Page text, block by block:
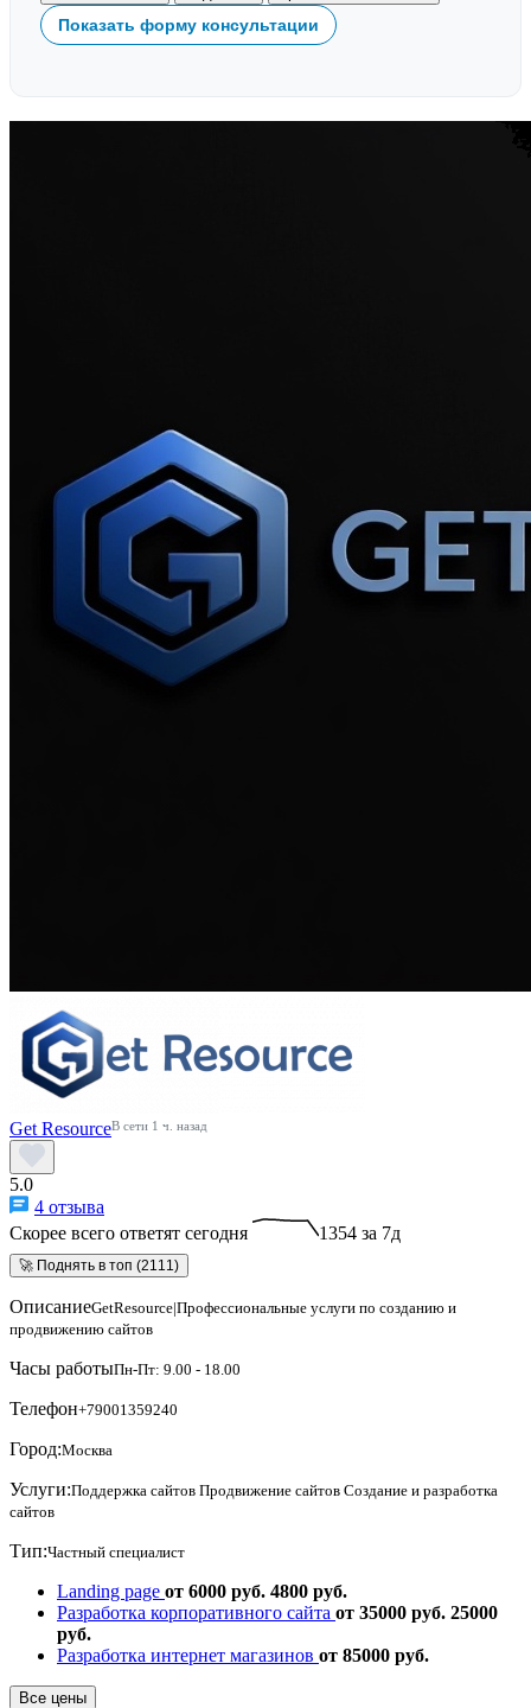
Показать форму консультации
Get ResourceВ сети 1 ч. назад
5.0
4 отзыва
Скорее всего ответят сегодня
1354 за 7д
🚀 Поднять в топ (2111)
ОписаниеGetResource|Профессиональные услуги по созданию и
продвижению сайтов
Часы работыПн-Пт: 9.00 - 18.00
Телефон+79001359240
Город:Москва
Услуги:Поддержка сайтов Продвижение сайтов Создание и разработка
сайтов
Тип:Частный специалист
Landing page от 6000 руб. 4800 руб.
Разработка корпоративного сайта от 35000 руб. 25000
руб.
Разработка интернет магазинов от 85000 руб.
Все цены